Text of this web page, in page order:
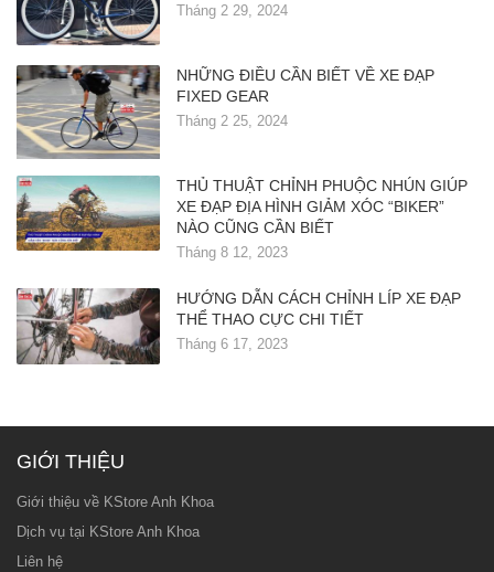
Tháng 2 29, 2024
NHỮNG ĐIỀU CẦN BIẾT VỀ XE ĐẠP
FIXED GEAR
Tháng 2 25, 2024
THỦ THUẬT CHỈNH PHUỘC NHÚN GIÚP
XE ĐẠP ĐỊA HÌNH GIẢM XÓC “BIKER”
NÀO CŨNG CẦN BIẾT
Tháng 8 12, 2023
HƯỚNG DẪN CÁCH CHỈNH LÍP XE ĐẠP
THỂ THAO CỰC CHI TIẾT
Tháng 6 17, 2023
GIỚI THIỆU
Giới thiệu về KStore Anh Khoa
Dịch vụ tại KStore Anh Khoa
Liên hệ